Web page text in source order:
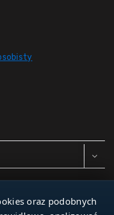
oraz podobnych